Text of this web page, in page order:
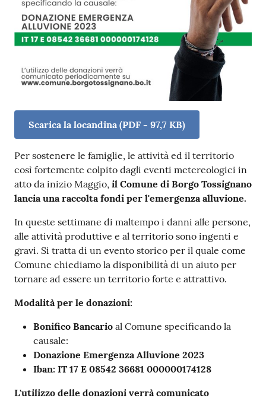
Scarica la locandina (PDF - 97,7 KB)
Per sostenere le famiglie, le attività ed il territorio
così fortemente colpito dagli eventi metereologici in
atto da inizio Maggio, il Comune di Borgo Tossignano
lancia una raccolta fondi per l'emergenza alluvione.
In queste settimane di maltempo i danni alle persone,
alle attività produttive e al territorio sono ingenti e
gravi. Si tratta di un evento storico per il quale come
Comune chiediamo la disponibilità di un aiuto per
tornare ad essere un territorio forte e attrattivo.
Modalità per le donazioni:
Bonifico Bancario al Comune specificando la
causale:
Donazione Emergenza Alluvione 2023
Iban: IT 17 E 08542 36681 000000174128
L'utilizzo delle donazioni verrà comunicato